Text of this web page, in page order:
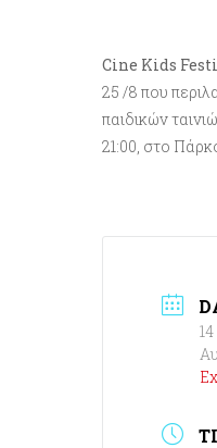
Cine Kids
25 /8 που
παιδικών
21:00, στο